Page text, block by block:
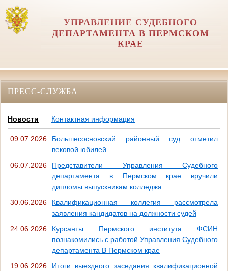
УПРАВЛЕНИЕ СУДЕБНОГО
ДЕПАРТАМЕНТА В ПЕРМСКОМ
КРАЕ
ПРЕСС-СЛУЖБА
Новости Контактная информация
09.07.2026
Большесосновский районный суд отметил
вековой юбилей
06.07.2026
Представители Управления Судебного
департамента в Пермском крае вручили
дипломы выпускникам колледжа
30.06.2026
Квалификационная коллегия рассмотрела
заявления кандидатов на должности судей
24.06.2026
Курсанты Пермского института ФСИН
познакомились с работой Управления Судебного
департамента В Пермском крае
19.06.2026
Итоги выездного заседания квалификационной